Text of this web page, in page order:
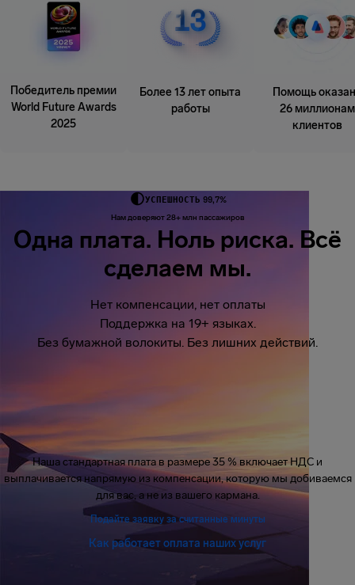
Победитель премии
World Future Awards
2025
Более 13 лет опыта
работы
Помощь
26 миллионам
клиентов
УСПЕШНОСТЬ 99,7%
Нам доверяют 28+ млн пассажиров
Одна плата. Ноль риска. Всё
сделаем мы.
Нет компенсации, нет оплаты
Поддержка на 19+ языках.
Без бумажной волокиты. Без лишних действий.
Наша стандартная плата в размере 35 % включает НДС и
выплачивается напрямую из компенсации, которую мы добиваемся
для вас, а не из вашего кармана.
Подайте заявку за считанные минуты
Как работает оплата наших услуг